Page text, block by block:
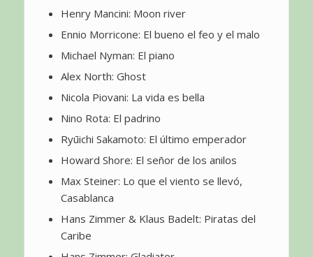
Henry Mancini: Moon river
Ennio Morricone: El bueno el feo y el malo
Michael Nyman: El piano
Alex North: Ghost
Nicola Piovani: La vida es bella
Nino Rota: El padrino
Ryūichi Sakamoto: El último emperador
Howard Shore: El señor de los anilos
Max Steiner: Lo que el viento se llevó,
Casablanca
Hans Zimmer & Klaus Badelt: Piratas del
Caribe